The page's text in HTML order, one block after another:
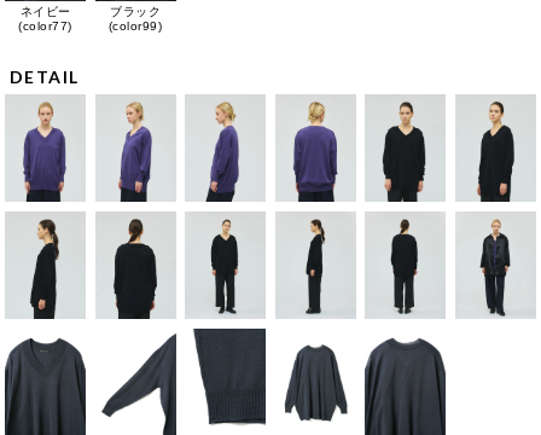
ネイビー
(color77)
ブラック
(color99)
DETAIL